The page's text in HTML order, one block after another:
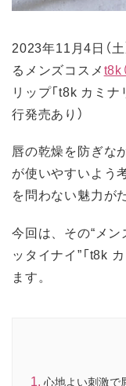
2023年11月4日（
るメンズコスメt8k
リップ「t8k カミ
行発売あり）
唇の乾燥を防ぎな
が使いやすいよう
を問わない魅力が
今回は、その“メ
ッタイナイ”「t8k
ます。
心地よい刺激で